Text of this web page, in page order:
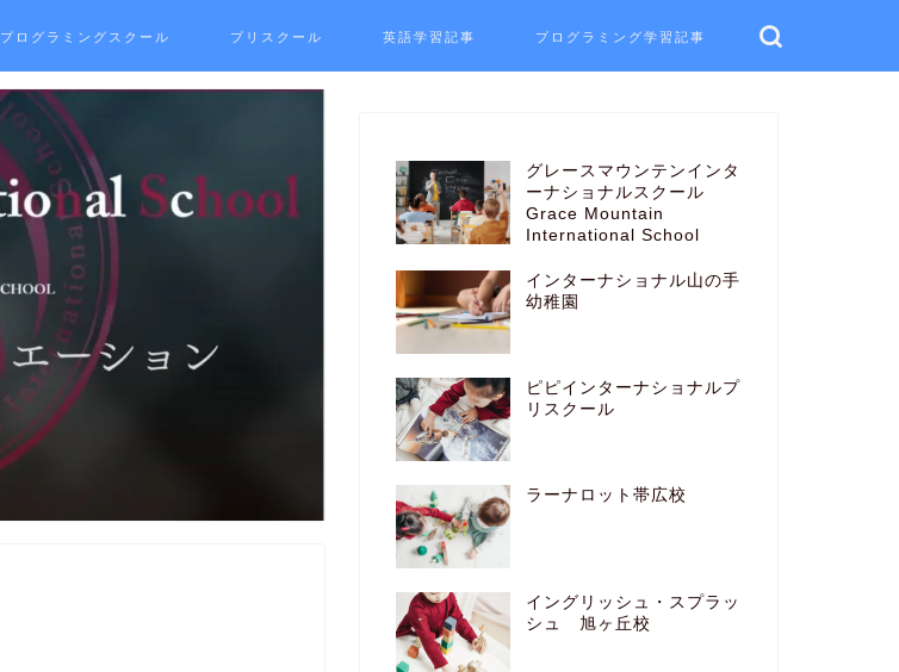
プログラミングスクール プリスクール 英語学習記事 プログラミング学習記事
グレースマウンテンインタ
ーナショナルスクール
Grace Mountain
International School
インターナショナル山の手
幼稚園
ピピインターナショナルプ
リスクール
ラーナロット帯広校
イングリッシュ・スプラッ
シュ 旭ヶ丘校